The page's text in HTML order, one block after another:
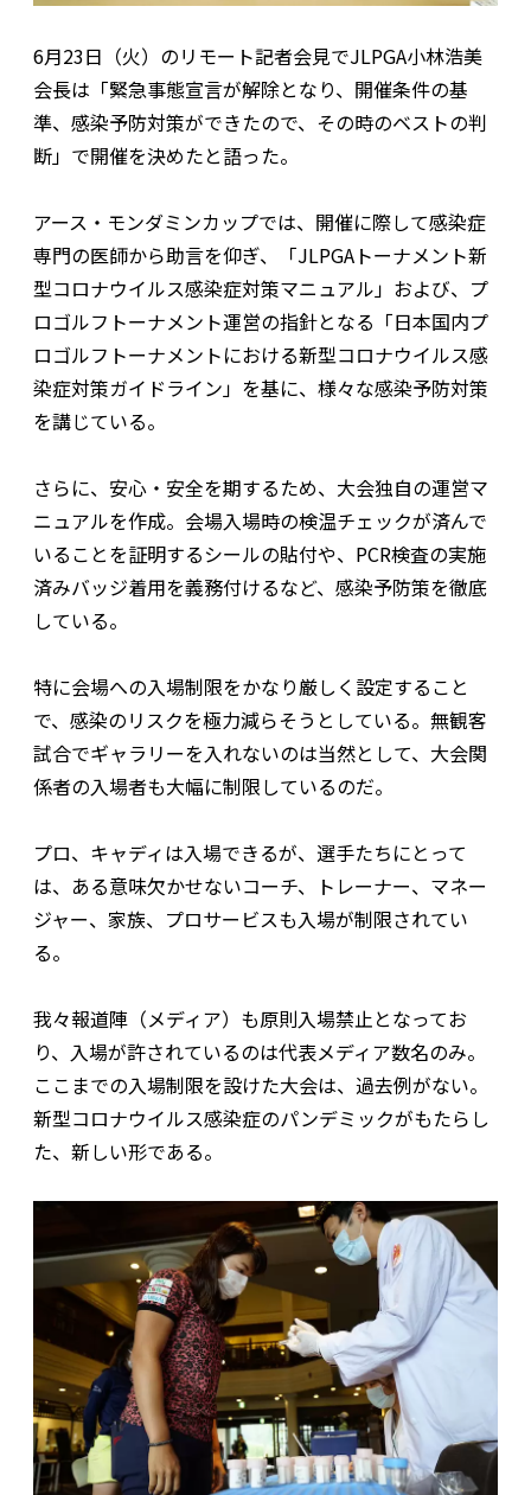
6月23日（火）のリモート記者会見でJLPGA小林浩美
会長は「緊急事態宣言が解除となり、開催条件の基
準、感染予防対策ができたので、その時のベストの判
断」で開催を決めたと語った。
アース・モンダミンカップでは、開催に際して感染症
専門の医師から助言を仰ぎ、「JLPGAトーナメント新
型コロナウイルス感染症対策マニュアル」および、プ
ロゴルフトーナメント運営の指針となる「日本国内プ
ロゴルフトーナメントにおける新型コロナウイルス感
染症対策ガイドライン」を基に、様々な感染予防対策
を講じている。
さらに、安心・安全を期するため、大会独自の運営マ
ニュアルを作成。会場入場時の検温チェックが済んで
いることを証明するシールの貼付や、PCR検査の実施
済みバッジ着用を義務付けるなど、感染予防策を徹底
している。
特に会場への入場制限をかなり厳しく設定すること
で、感染のリスクを極力減らそうとしている。無観客
試合でギャラリーを入れないのは当然として、大会関
係者の入場者も大幅に制限しているのだ。
プロ、キャディは入場できるが、選手たちにとって
は、ある意味欠かせないコーチ、トレーナー、マネー
ジャー、家族、プロサービスも入場が制限されてい
る。
我々報道陣（メディア）も原則入場禁止となってお
り、入場が許されているのは代表メディア数名のみ。
ここまでの入場制限を設けた大会は、過去例がない。
新型コロナウイルス感染症のパンデミックがもたらし
た、新しい形である。